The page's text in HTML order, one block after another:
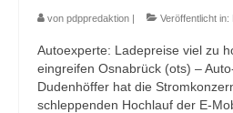
von pdppredaktion | Veröffentlicht in:
Autoexperte: Ladepreise viel zu
eingreifen Osnabrück (ots) –
Dudenhöffer hat die
schleppenden Hochlauf der E-